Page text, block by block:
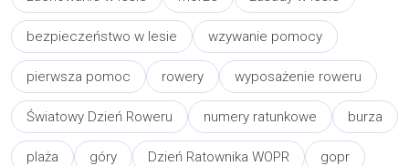
bezpieczeństwo w lesie wzywanie pomocy
pierwsza pomoc rowery wyposażenie roweru
Światowy Dzień Roweru numery ratunkowe burza
plaża góry Dzień Ratownika WOPR gopr